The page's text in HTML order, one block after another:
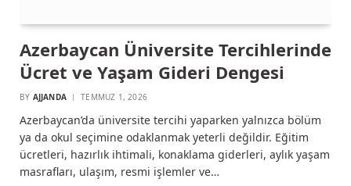
Azerbaycan Üniversite Tercihlerinde
Ücret ve Yaşam Gideri Dengesi
BY AJJANDA TEMMUZ 1, 2026
Azerbaycan’da üniversite tercihi yaparken yalnızca bölüm
ya da okul seçimine odaklanmak yeterli değildir. Eğitim
ücretleri, hazırlık ihtimali, konaklama giderleri, aylık yaşam
masrafları, ulaşım, resmi işlemler ve…